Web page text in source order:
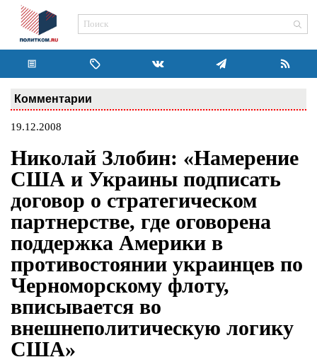
Комментарии
19.12.2008
Николай Злобин: «Намерение
США и Украины подписать
договор о стратегическом
партнерстве, где оговорена
поддержка Америки в
противостоянии украинцев по
Черноморскому флоту,
вписывается во
внешнеполитическую логику
США»